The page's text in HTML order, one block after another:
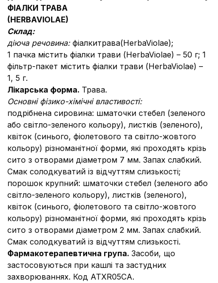
ФІАЛКИ ТРАВА
(HERBAVIOLAE)
Склад:
діюча речовина: фіалкитрава(HerbaViolae);
1 пачка містить фіалки трави (HerbaViolae) – 50 г; 1
фільтр-пакет містить фіалки трави (HerbaViolae) –
1, 5 г.
Лікарська форма. Трава.
Основні фізико-хімічні властивості:
подрібнена сировина: шматочки стебел (зеленого
або світло-зеленого кольору), листків (зеленого),
квіток (синього, фіолетового та світло-жовтого
кольору) різноманітної форми, які проходять крізь
сито з отворами діаметром 7 мм. Запах слабкий.
Смак солодкуватий із відчуттям слизькості;
порошок крупний: шматочки стебел (зеленого або
світло-зеленого кольору), листків (зеленого),
квіток (синього, фіолетового та світло-жовтого
кольору) різноманітної форми, які проходять крізь
сито з отворами діаметром 2 мм. Запах слабкий.
Смак солодкуватий із відчуттям слизькості.
Фармакотерапевтична група. Засоби, що
застосовуються при кашлі та застудних
захворюваннях. Код АТХR05CA.